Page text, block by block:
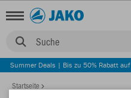
Suche
Summer Deals | Bis zu 50% Rabatt
Startseite